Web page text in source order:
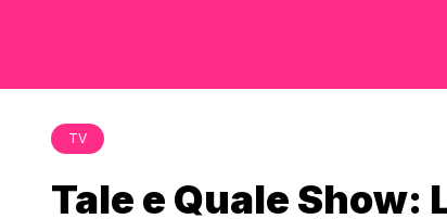
TV
Tale e Quale